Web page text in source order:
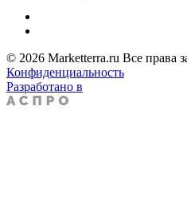
© 2026 Marketterra.ru Все права
Конфиденциальность
Разработано в